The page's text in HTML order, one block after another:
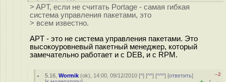
> APT, если не считать Portage - самая гибкая
система управления пакетами, это
> всем известно.
APT - это не система управления пакетами. Это
высокоуровневый пакетный менеджер, который
замечательно работает и с DEB, и с RPM.
5.16 ,Wormik (ok), 14:00, 09/12/2010 [^] [^^] [^^^] [ответить]
–2